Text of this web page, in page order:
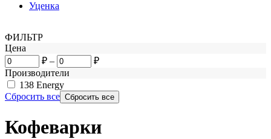
Уценка
ФИЛЬТР
Цена
₽ –
₽
Производители
138 Energy
Сбросить все
Кофеварки